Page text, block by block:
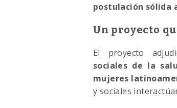
postulación sólida a
Un proyecto
El proyecto
sociales de la
mujeres
y sociales